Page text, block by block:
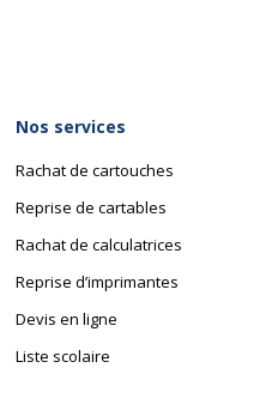
Nos services
Rachat de cartouches
Reprise de cartables
Rachat de calculatrices
Reprise d’imprimantes
Devis en ligne
Liste scolaire